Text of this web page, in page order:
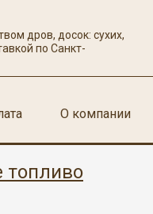
дров, досок: сухих,
по Санкт-
О компании
О компании
и оплата
топливо